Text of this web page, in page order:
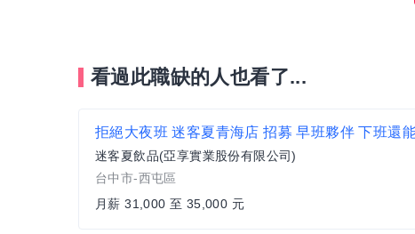
看過此職缺的人也看了...
迷客夏飲品(亞享實業股份有限公司)
台中市-西屯區
月薪 31,000 至 35,000 元